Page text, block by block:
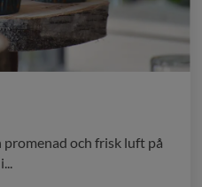
promenad och frisk luft på